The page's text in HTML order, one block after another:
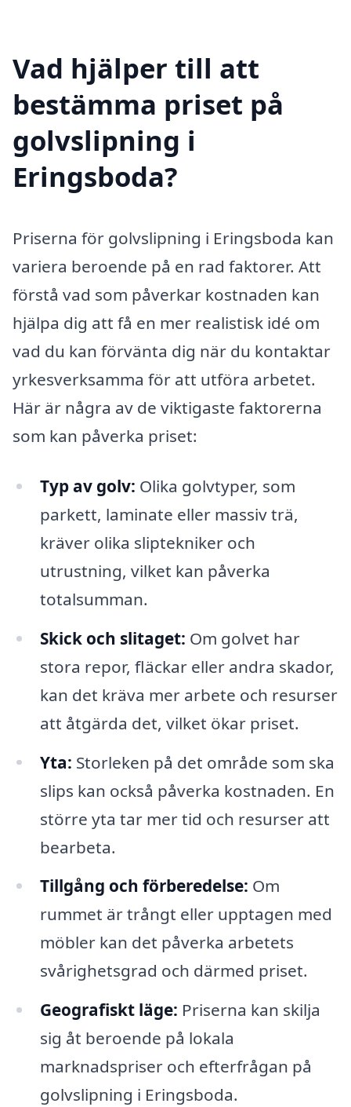
Vad hjälper till att
bestämma priset på
golvslipning i
Eringsboda?
Priserna för golvslipning i Eringsboda kan
variera beroende på en rad faktorer. Att
förstå vad som påverkar kostnaden kan
hjälpa dig att få en mer realistisk idé om
vad du kan förvänta dig när du kontaktar
yrkesverksamma för att utföra arbetet.
Här är några av de viktigaste faktorerna
som kan påverka priset:
Typ av golv: Olika golvtyper, som
parkett, laminate eller massiv trä,
kräver olika sliptekniker och
utrustning, vilket kan påverka
totalsumman.
Skick och slitaget: Om golvet har
stora repor, fläckar eller andra skador,
kan det kräva mer arbete och resurser
att åtgärda det, vilket ökar priset.
Yta: Storleken på det område som ska
slips kan också påverka kostnaden. En
större yta tar mer tid och resurser att
bearbeta.
Tillgång och förberedelse: Om
rummet är trångt eller upptagen med
möbler kan det påverka arbetets
svårighetsgrad och därmed priset.
Geografiskt läge: Priserna kan skilja
sig åt beroende på lokala
marknadspriser och efterfrågan på
golvslipning i Eringsboda.